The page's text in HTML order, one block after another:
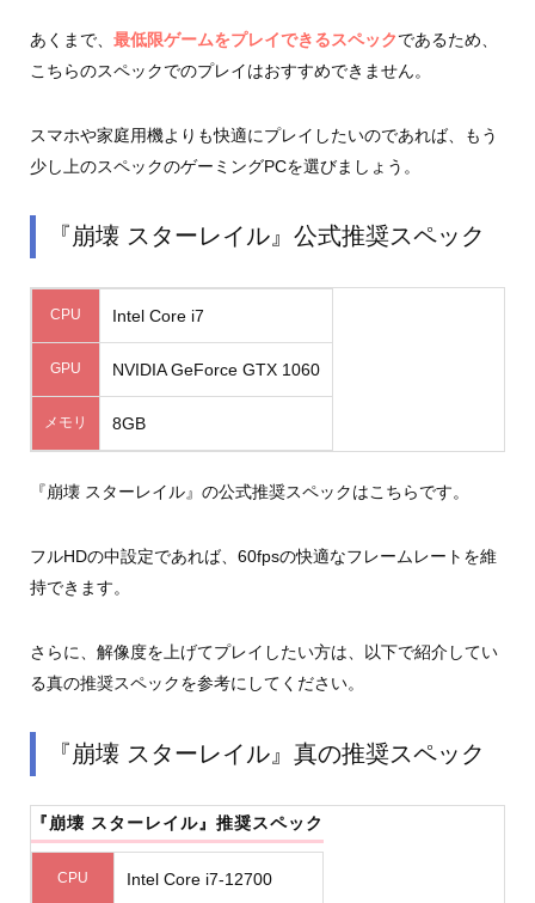
あくまで、 最低限ゲームをプレイできるスペックであるため、
こちらのスペックでのプレイはおすすめできません。
スマホや家庭用機よりも快適にプレイしたいのであれば、もう
少し上のスペックのゲーミングPCを選びましょう。
『崩壊 スターレイル』公式推奨スペック
CPU Intel Core i7
GPU NVIDIA GeForce GTX 1060
メモリ 8GB
『崩壊 スターレイル』の公式推奨スペックはこちらです。
フルHDの中設定であれば、60fpsの快適なフレームレートを維
持できます。
さらに、解像度を上げてプレイしたい方は、以下で紹介してい
る真の推奨スペックを参考にしてください。
『崩壊 スターレイル』真の推奨スペック
『崩壊 スターレイル』推奨スペック
CPU Intel Core i7-12700